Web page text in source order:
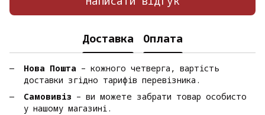
Доставка Оплата
Нова Пошта – кожного четверга, вартість
доставки згідно тарифів перевізника.
Самовивіз – ви можете забрати товар особисто
у нашому магазині.